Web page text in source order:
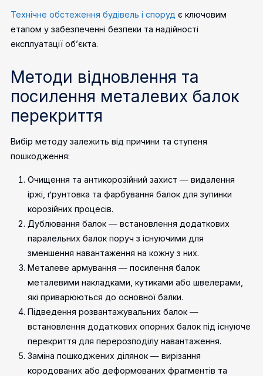
Технічне обстеження будівель і споруд є ключовим
етапом у забезпеченні безпеки та надійності
експлуатації об’єкта.
Методи відновлення та
посилення металевих балок
перекриття
Вибір методу залежить від причини та ступеня
пошкодження:
Очищення та антикорозійний захист — видалення
іржі, ґрунтовка та фарбування балок для зупинки
корозійних процесів.
Дублювання балок — встановлення додаткових
паралельних балок поруч з існуючими для
зменшення навантаження на кожну з них.
Металеве армування — посилення балок
металевими накладками, кутиками або швелерами,
які приварюються до основної балки.
Підведення розвантажувальних балок —
встановлення додаткових опорних балок під існуюче
перекриття для перерозподілу навантаження.
Заміна пошкоджених ділянок — вирізання
кородованих або деформованих фрагментів та